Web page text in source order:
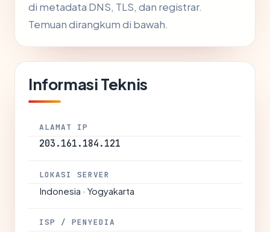
di metadata DNS, TLS, dan registrar.
Temuan dirangkum di bawah.
Informasi Teknis
ALAMAT IP
203.161.184.121
LOKASI SERVER
Indonesia · Yogyakarta
ISP / PENYEDIA